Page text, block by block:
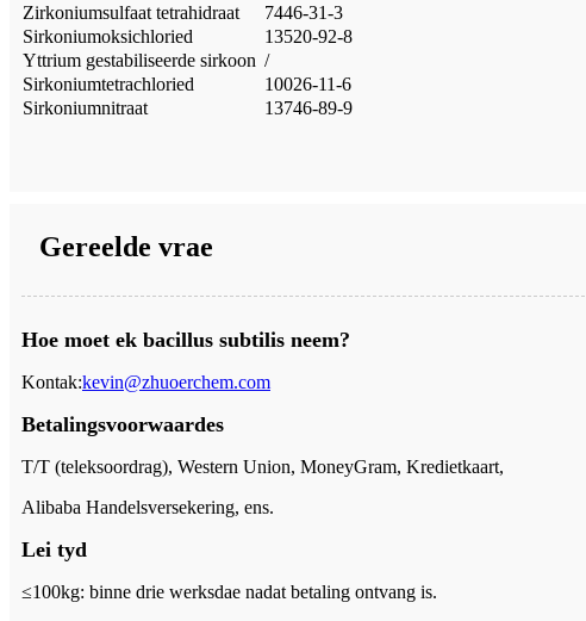
Zirkoniumsulfaat tetrahidraat
7446-31-3
Sirkoniumoksichloried
13520-92-8
Yttrium gestabiliseerde sirkoon /
Sirkoniumtetrachloried
10026-11-6
Sirkoniumnitraat
13746-89-9
Gereelde vrae
Hoe moet ek bacillus subtilis neem?
Kontak:kevin@zhuoerchem.com
Betalingsvoorwaardes
T/T (teleksoordrag), Western Union, MoneyGram, Kredietkaart,
Alibaba Handelsversekering, ens.
Lei tyd
≤100kg: binne drie werksdae nadat betaling ontvang is.